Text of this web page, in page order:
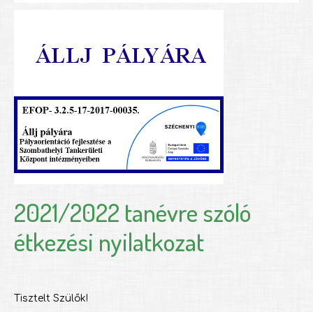
2021/2022 tanévre szóló
étkezési nyilatkozat
Tisztelt Szülők!